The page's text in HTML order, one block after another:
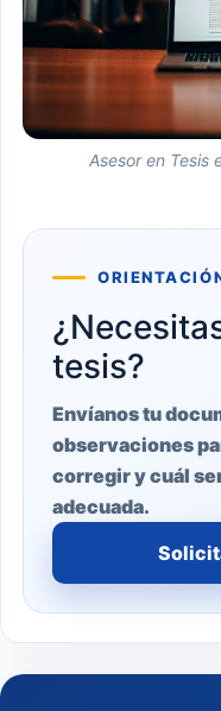
Asesor en Tesis
tesis?
Envíanos tu
observaciones
corregir y cuál
adecuada.